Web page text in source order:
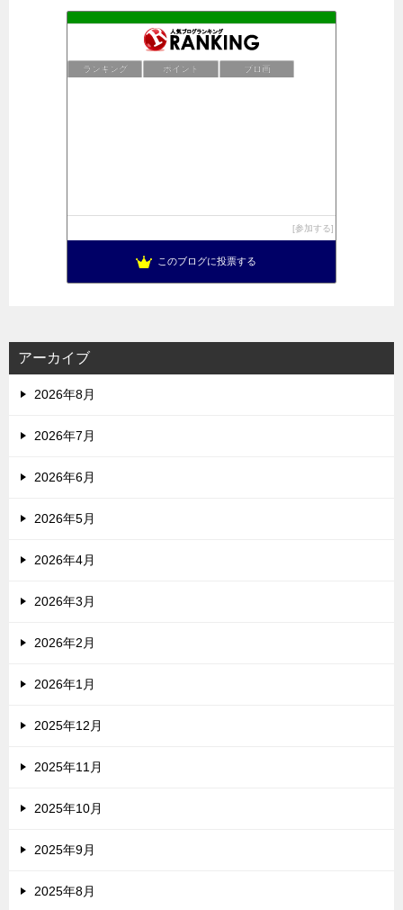
ランキング ポイント ブロ画
参加する
このブログに投票する
アーカイブ
2026年8月
2026年7月
2026年6月
2026年5月
2026年4月
2026年3月
2026年2月
2026年1月
2025年12月
2025年11月
2025年10月
2025年9月
2025年8月